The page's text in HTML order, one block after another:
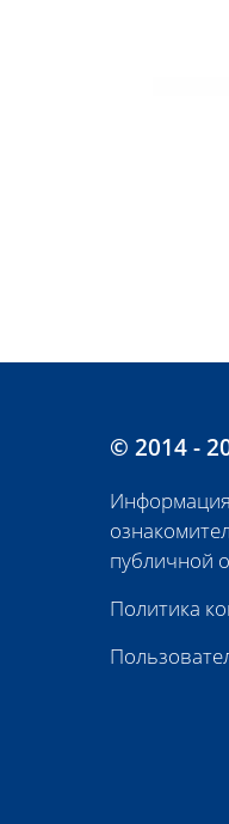
© 2014 -
публичной
Политика